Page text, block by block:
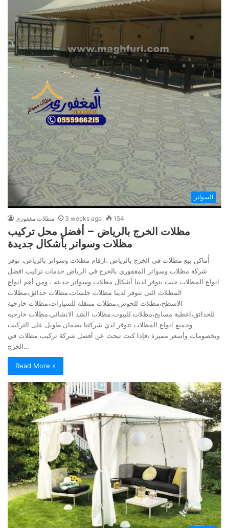
السواتر
مظلات مغفوري 3 weeks ago 154
مظلات الخرج بالرياض – أفضل محل تركيب
مظلات وسواتر بأشكال جديدة
أٔماكن بيع مظلات في الخرج بالرياض ،ارقام مظلات وسواتر بالرياض، توفر
شركة مظلات وسواتر المغفوري بالخرج في الرياض خدمات تركيب افضل
انواع المظلات حيث يتوفر لدينا أشكال مظلات وسواتر حديثة ، ومن أهم انواع
المظلات التي تتوفر لدينا مظلات جلسات،مظلات حدائق،مظلات
الاسطح،مظلات للحوش،مظلات متنقلة للسيارات،مظلات خارجية
للحدائق،اغطية مسابح،مظلات للبيوت،مظلات الشد الانشائي،مظلات خارجية
وجميع انواع المظلات تتوفر لدي شركتنا بضمان طويل على التركيب
وبخصومات وأسعر مميزة ،فإذا كنت تبحث عن أفضل شركة تركيب مظلات في
الخرج…
Read More »